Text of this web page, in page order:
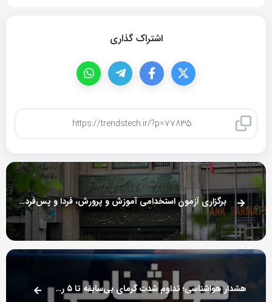
اشتراک گذاری
برگزاری آزمون استخدامی آموزش و پرورش، فردا و پس‌فردا؛ انتخاب ۳۰ هزارنفر
هشدار هواشناسی؛ تداوم شدت گرمای بی‌سابقه تا ۵ روز آینده در کشور